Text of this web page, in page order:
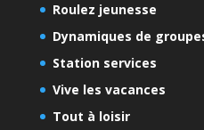
Roulez jeunesse
Dynamiques de
Station services
Vive les vacances
Tout à loisir